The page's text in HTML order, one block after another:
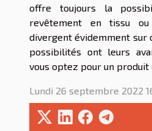
offre toujours la
revêtement en tissu
divergent évidemment sur
possibilités ont leurs
vous optez pour un produit
Lundi 26 septembre 2022